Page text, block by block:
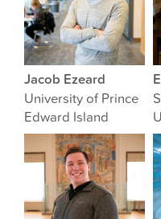
Jacob Ezeard
University of Prince
Edward Island